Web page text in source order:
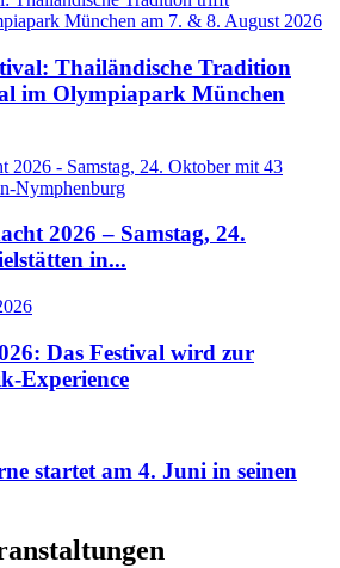
Thailändische Tradition
im Olympiapark München
2026 – Samstag, 24.
in...
Das Festival wird zur
Experience
startet am 4. Juni in seinen